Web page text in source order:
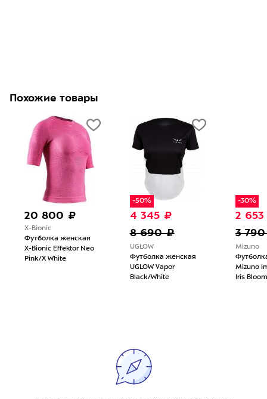
Похожие товары
20 800 ₽
X-Bionic
Футболка женская
X-Bionic Effektor Neo
Pink/X White
-50%
4 345 ₽
8 690 ₽
UGLOW
Футболка женская
UGLOW Vapor
Black/White
-30%
2
3
Mizuno
Mizuno
Iris Bloom